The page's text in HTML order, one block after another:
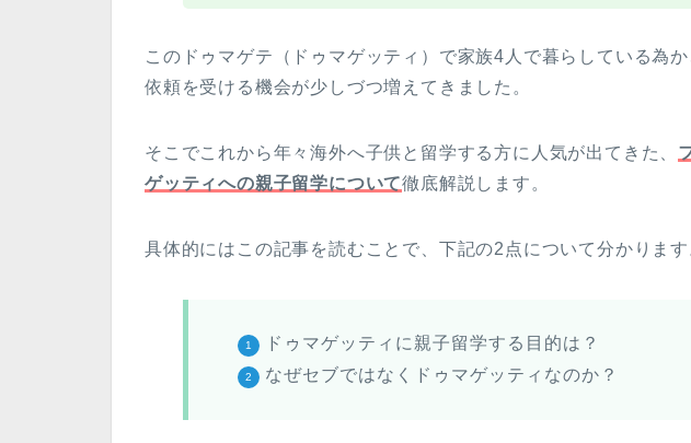
このドゥマゲテ（ドゥマゲッティ）で家族4人で暮らしている為
依頼を受ける機会が少しづつ増えてきました。
そこでこれから年々海外へ子供と留学する方に人気が出てきた、
ゲッティへの親子留学について徹底解説します。
具体的にはこの記事を読むことで、下記の2点について分かります
ドゥマゲッティに親子留学する目的は？
なぜセブではなくドゥマゲッティなのか？